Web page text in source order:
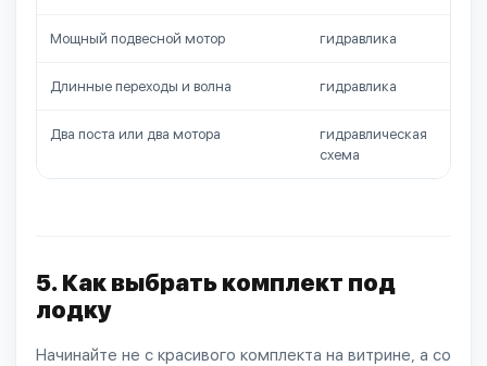
Мощный подвесной мотор гидравлика
Длинные переходы и волна гидравлика
Два поста или два мотора
гидравлическая
схема
5. Как выбрать комплект под
лодку
Начинайте не с красивого комплекта на витрине, а со